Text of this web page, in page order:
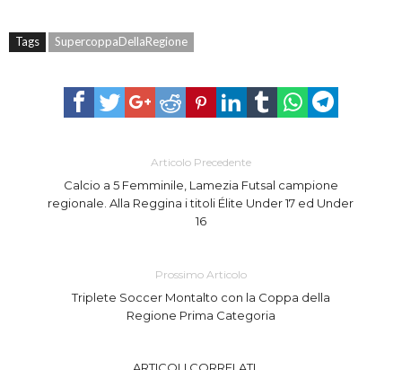
Tags SupercoppaDellaRegione
Articolo Precedente
Calcio a 5 Femminile, Lamezia Futsal campione
regionale. Alla Reggina i titoli Élite Under 17 ed Under
16
Prossimo Articolo
Triplete Soccer Montalto con la Coppa della
Regione Prima Categoria